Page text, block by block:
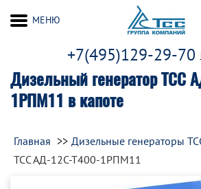
Дизельный генератор ТСС
1РПМ11 в капоте
+7(495)129-29-70
МЕНЮ
Главная
Дизельные генераторы
ТСС АД-12С-Т400-1РПМ11